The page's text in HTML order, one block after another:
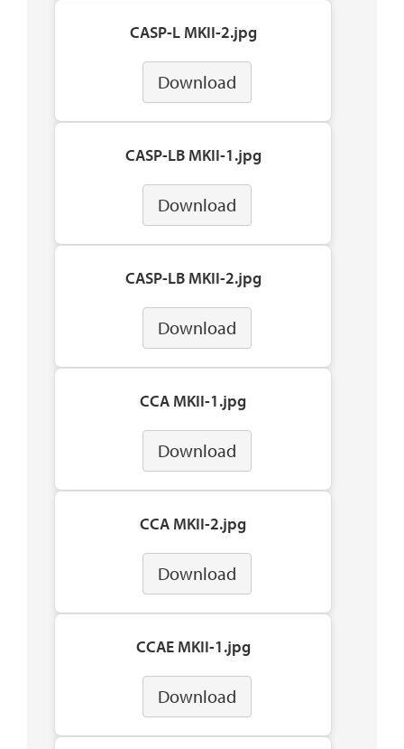
CASP-L MKII-2.jpg
Download
CASP-LB MKII-1.jpg
Download
CASP-LB MKII-2.jpg
Download
CCA MKII-1.jpg
Download
CCA MKII-2.jpg
Download
CCAE MKII-1.jpg
Download